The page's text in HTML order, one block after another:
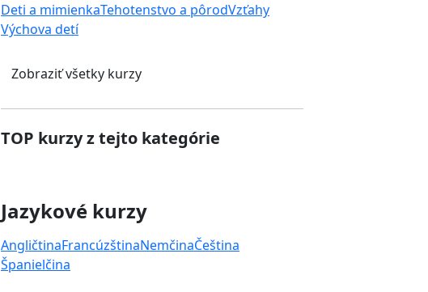
Deti a mimienkaTehotenstvo a pôrodVzťahy
Výchova detí
Zobraziť všetky kurzy
TOP kurzy z tejto kategórie
Jazykové kurzy
AngličtinaFrancúzštinaNemčinaČeština
Španielčina